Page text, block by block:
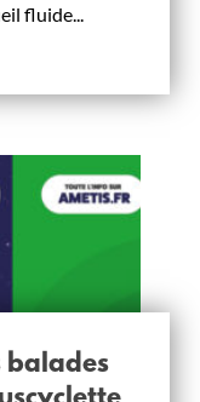
fluide...
balades